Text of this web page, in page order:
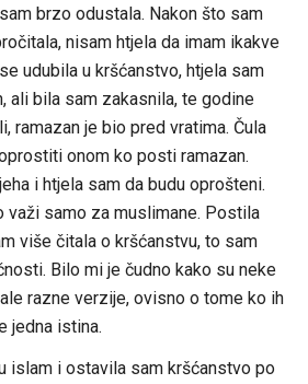
brzo odustala. Nakon što sam
nisam htjela da imam ikakve
udubila u kršćanstvo, htjela sam
ali bila sam zakasnila, te godine
ramazan je bio pred vratima. Čula
onom ko posti ramazan.
i htjela sam da budu oprošteni.
važi samo za muslimane. Postila
više čitala o kršćanstvu, to sam
Bilo mi je čudno kako su neke
razne verzije, ovisno o tome ko ih
jedna istina.
islam i ostavila sam kršćanstvo po